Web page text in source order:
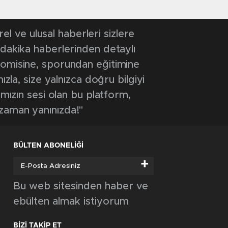
ve ulusal haberleri sizlere
haberlerinden detaylı
sporundan eğitimine
size yalnızca doğru bilgiyi
sesi olan bu platform,
yanınızda!"
BÜLTEN ABONELİĞİ
+
Bu web sitesinden haber ve
ebülten almak istiyorum
BİZİ TAKİP ET